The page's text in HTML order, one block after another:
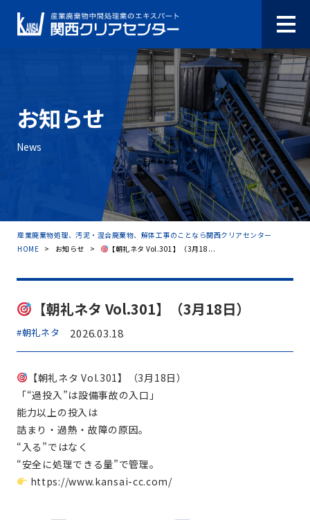
お知らせ
News
産業廃棄物処理、汚泥・混合廃棄物、解体工事のことなら関西クリアセンター
HOME > お知らせ > 【朝礼ネタ Vol.301】（3月18...
【朝礼ネタ Vol.301】（3月18日）
#朝礼ネタ 2026.03.18
【朝礼ネタ Vol.301】（3月18日）
「“過投入”は設備事故の入口」
能力以上の投入は
詰まり・過熱・故障の原因。
“入る”ではなく
“安全に処理できる量”で管理。
https://www.kansai-cc.com/